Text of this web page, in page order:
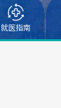
就医指南